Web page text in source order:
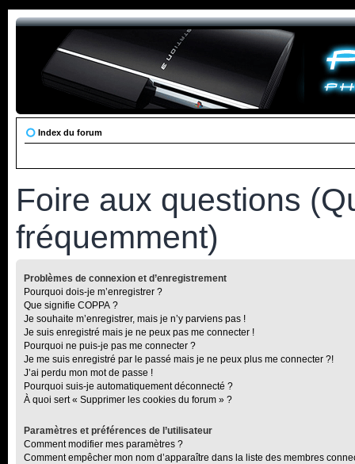
Index du forum
Foire aux questions
fréquemment)
Problèmes de connexion et d’enregistrement
Pourquoi dois-je m’enregistrer ?
Que signifie COPPA ?
Je souhaite m’enregistrer, mais je n’y parviens pas !
Je suis enregistré mais je ne peux pas me connecter !
Pourquoi ne puis-je pas me connecter ?
Je me suis enregistré par le passé mais je ne peux plus me connecter ?!
J’ai perdu mon mot de passe !
Pourquoi suis-je automatiquement déconnecté ?
À quoi sert « Supprimer les cookies du forum » ?
Paramètres et préférences de l’utilisateur
Comment modifier mes paramètres ?
Comment empêcher mon nom d’apparaître dans la liste des membres